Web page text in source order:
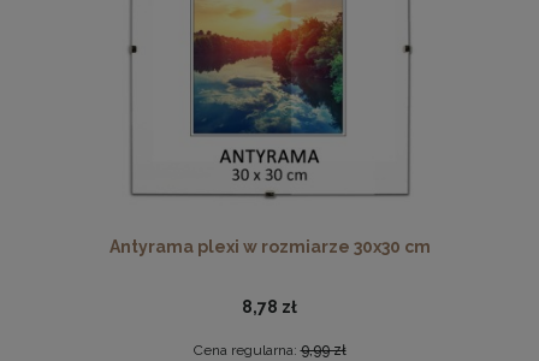
Płyta HDF w rozmiarze 70x100 cm
16,49 zł
DO KOSZYKA
Antyrama plexi w rozmiarze 30x30 cm
8,78 zł
Cena regularna:9,99 zł